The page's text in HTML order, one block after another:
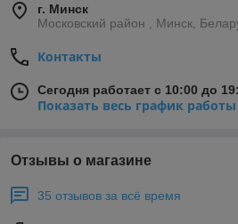
г. Минск
Московский район , Минск,
Контакты
Сегодня работает с 10:00 до
Показать весь график работы
Отзывы о магазине
35 отзывов за всё время